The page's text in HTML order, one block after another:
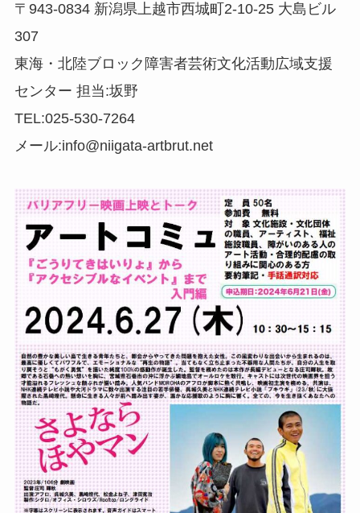
〒943-0834 新潟県上越市西城町2-10-25 大島ビル
307
東海・北陸ブロック障害者芸術文化活動広域支援
センター 担当:坂野
TEL:025-530-7264
メール:info@niigata-artbrut.net